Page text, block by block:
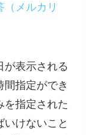
（メルカリ
が表示される
指定ができ
を指定された
けないこと